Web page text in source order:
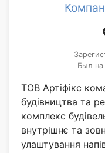
Был на
ТОВ Артіфікс
будівництва та
комплекс
внутрішнє та
улаштування